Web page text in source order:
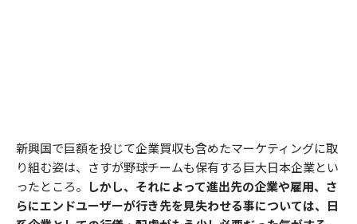
新興国で巨額を投じて企業買収も含めたマーケティングに取
り組む姿は、さすが野球チームも保有する巨大日本企業とい
ったところ。 しかし、それによって進出先の企業や雇用、さ
らにエンドユーザーが行き先を見失わせる事については、日